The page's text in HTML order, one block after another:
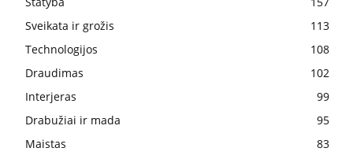
Sveikata ir grožis
113
Technologijos
108
Draudimas
102
Interjeras
99
Drabužiai ir mada
95
Maistas
83